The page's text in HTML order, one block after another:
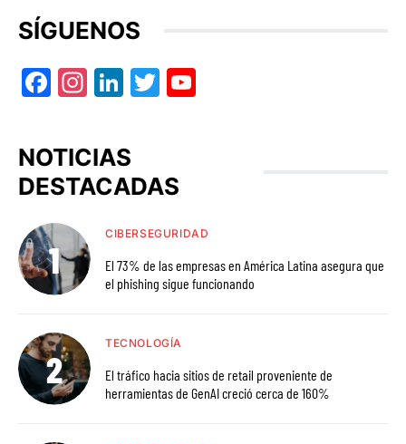
SÍGUENOS
Facebook
Instagram
LinkedIn
Twitter
NOTICIAS
DESTACADAS
CIBERSEGURIDAD
El 73% de las empresas en América Latina asegura que
el phishing sigue funcionando
TECNOLOGÍA
El tráfico hacia sitios de retail proveniente de
herramientas de GenAI creció cerca de 160%